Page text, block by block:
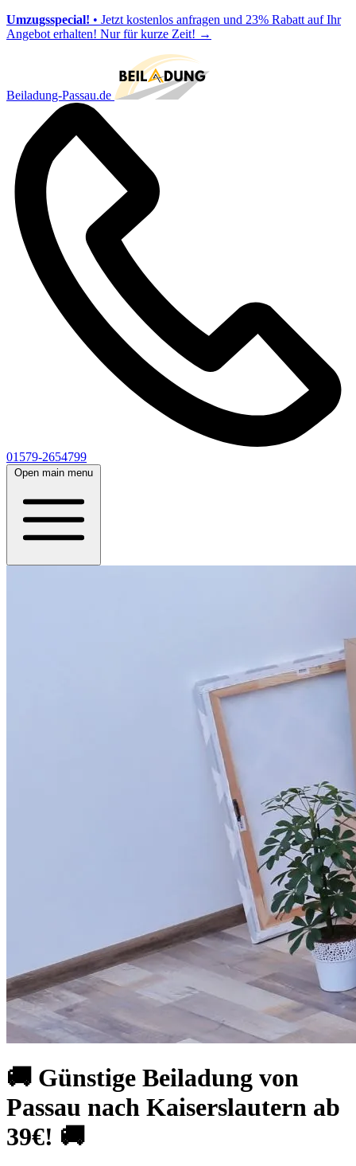
Umzugsspecial! • Jetzt kostenlos anfragen und 23% Rabatt auf Ihr
Angebot erhalten! Nur für kurze Zeit! →
Beiladung-Passau.de
01579-2654799
Open main menu
🚚 Günstige Beiladung von
Passau nach Kaiserslautern ab
39€! 🚚